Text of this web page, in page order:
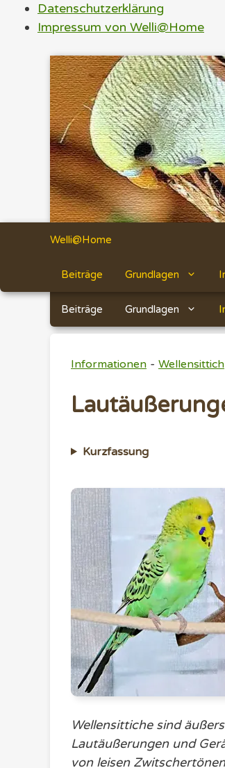
Datenschutzerklärung
Impressum von Welli@Home
Welli@Home
Beiträge Grundlagen
Beiträge Grundlagen
Informationen - Wellensittich
Kurzfassung
Wellensittiche sind
Lautäußerungen und
von leisen